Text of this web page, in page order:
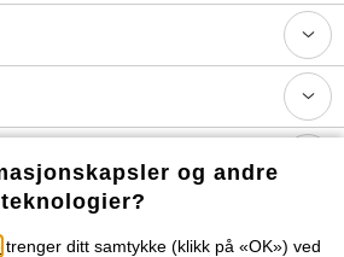
også finne oss på
og andre
teknologier?
trenger ditt samtykke (klikk på «OK») ved